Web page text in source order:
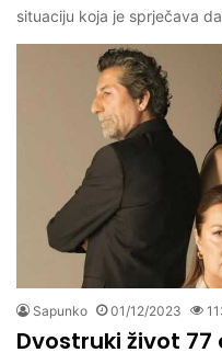
situaciju koja je sprječava
Sapunko 01/12/2023
Dvostruki život 77